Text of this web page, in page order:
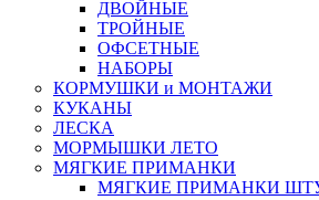
ДВОЙНЫЕ
ТРОЙНЫЕ
ОФСЕТНЫЕ
НАБОРЫ
КОРМУШКИ и МОНТАЖИ
КУКАНЫ
ЛЕСКА
МОРМЫШКИ ЛЕТО
МЯГКИЕ ПРИМАНКИ
МЯГКИЕ ПРИМАНКИ